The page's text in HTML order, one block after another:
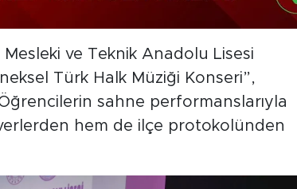
ve Teknik Anadolu Lisesi
Türk Halk Müziği Konseri”,
sahne performanslarıyla
hem de ilçe protokolünden